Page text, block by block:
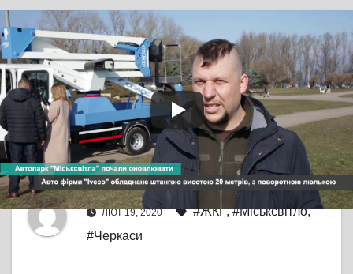
TV СЮЖЕТ У ЧЕРКАСАХ
Автопарк
“Міськсвітла” почали
оновлювати
Від editor
ЛЮТ 19, 2020 #ЖКГ,#Міськсвітло,
#Черкаси